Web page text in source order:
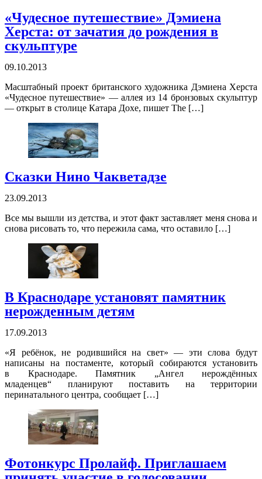
«Чудесное путешествие» Дэмиена
Херста: от зачатия до рождения в
скульптуре
09.10.2013
Масштабный проект британского художника Дэмиена Херста
«Чудесное путешествие» — аллея из 14 бронзовых скульптур
— открыт в столице Катара Дохе, пишет The […]
Сказки Нино Чакветадзе
23.09.2013
Все мы вышли из детства, и этот факт заставляет меня снова и
снова рисовать то, что пережила сама, что оставило […]
В Краснодаре установят памятник
нерожденным детям
17.09.2013
«Я ребёнок, не родившийся на свет» — эти слова будут
написаны на постаменте, который собираются установить
в Краснодаре. Памятник „Ангел нерождённых
младенцев“ планируют поставить на территории
перинатального центра, сообщает […]
Фотонкурс Пролайф. Приглашаем